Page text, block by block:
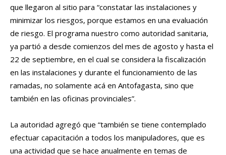
que llegaron al sitio para “constatar las instalaciones y
minimizar los riesgos, porque estamos en una evaluación
de riesgo. El programa nuestro como autoridad sanitaria,
ya partió a desde comienzos del mes de agosto y hasta el
22 de septiembre, en el cual se considera la fiscalización
en las instalaciones y durante el funcionamiento de las
ramadas, no solamente acá en Antofagasta, sino que
también en las oficinas provinciales”.
La autoridad agregó que “también se tiene contemplado
efectuar capacitación a todos los manipuladores, que es
una actividad que se hace anualmente en temas de